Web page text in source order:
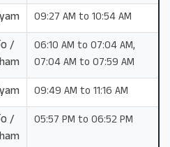
09:27 AM to 10:54 AM
/
06:10 AM to 07:04 AM,
07:04 AM to 07:59 AM
09:49 AM to 11:16 AM
/
05:57 PM to 06:52 PM